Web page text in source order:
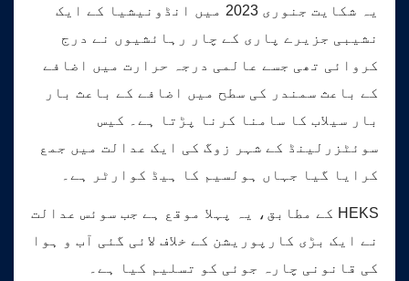
یہ شکایت جنوری 2023 میں انڈونیشیا کے ایک
نشیبی جزیرے پاری کے چار رہائشیوں نے درج
کروائی تھی جسے عالمی درجہ حرارت میں اضافے
کے باعث سمندر کی سطح میں اضافے کے باعث بار
بار سیلاب کا سامنا کرنا پڑتا ہے۔ کیس
سوئٹزرلینڈ کے شہر زوگ کی ایک عدالت میں جمع
کرایا گیا جہاں ہولسیم کا ہیڈ کوارٹر ہے۔
HEKS کے مطابق، یہ پہلا موقع ہے جب سوئس عدالت
نے ایک بڑی کارپوریشن کے خلاف لائی گئی آب و ہوا
کی قانونی چارہ جوئی کو تسلیم کیا ہے۔